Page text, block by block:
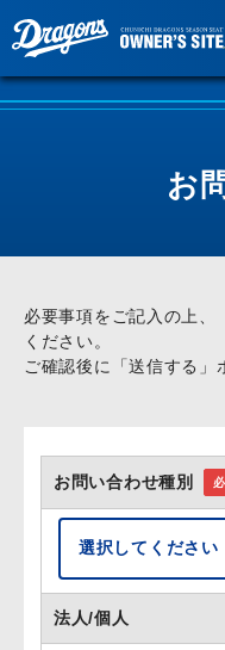
お
必要事項をご記入の上、
ください。
ご確認後に「送信する」
お問い合わせ種別
法人/個人